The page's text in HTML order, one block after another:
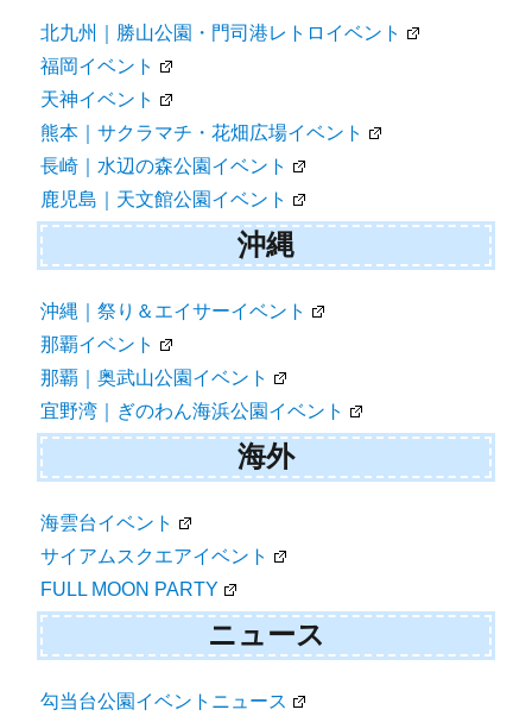
北九州｜勝山公園・門司港レトロイベント
福岡イベント
天神イベント
熊本｜サクラマチ・花畑広場イベント
長崎｜水辺の森公園イベント
鹿児島｜天文館公園イベント
沖縄
沖縄｜祭り＆エイサーイベント
那覇イベント
那覇｜奥武山公園イベント
宜野湾｜ぎのわん海浜公園イベント
海外
海雲台イベント
サイアムスクエアイベント
FULL MOON PARTY
ニュース
勾当台公園イベントニュース